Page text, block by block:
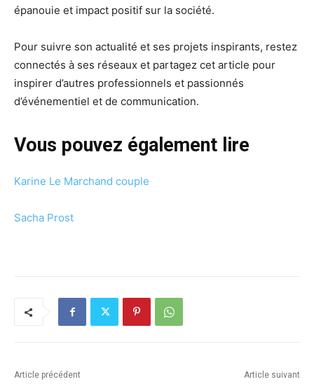
épanouie et impact positif sur la société.
Pour suivre son actualité et ses projets inspirants, restez
connectés à ses réseaux et partagez cet article pour
inspirer d’autres professionnels et passionnés
d’événementiel et de communication.
Vous pouvez également lire
Karine Le Marchand couple
Sacha Prost
Article précédent Article suivant